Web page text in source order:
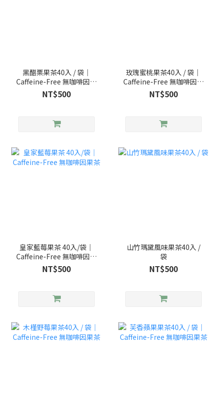
黑醋栗果茶40入 / 袋｜
Caffeine-Free 無咖啡因果
茶
NT$500
玫瑰蜜桃果茶40入 / 袋｜
Caffeine-Free 無咖啡因果
茶
NT$500
皇家藍莓果茶 40入/袋｜
Caffeine-Free 無咖啡因果
茶
NT$500
山竹瑪黛風味果茶40入 /
袋
NT$500